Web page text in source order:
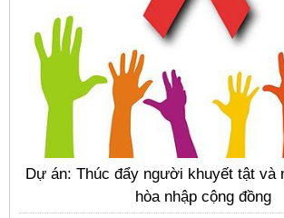
Dự án: Thúc đẩy người khuyết tật và
hòa nhập cộng đồng